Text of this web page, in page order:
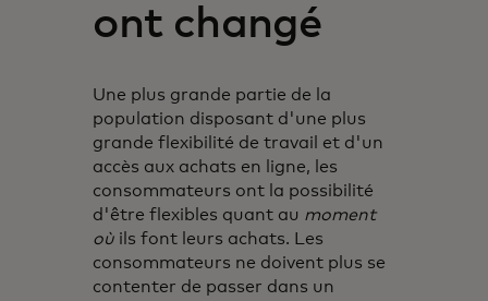
ont changé
Une plus grande partie de la
population disposant d'une plus
grande flexibilité de travail et d'un
accès aux achats en ligne, les
consommateurs ont la possibilité
d'être flexibles quant au moment
où ils font leurs achats. Les
consommateurs ne doivent plus se
contenter de passer dans un